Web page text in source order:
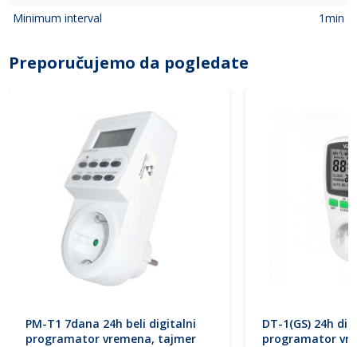
Minimum interval 1min
Preporučujemo da pogledate
PM-T1 7dana 24h beli digitalni
programator vremena, tajmer
DT-1(GS) 24h
programator